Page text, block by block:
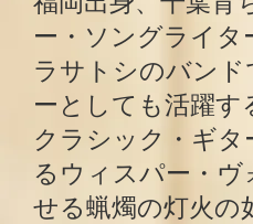
ー・ソングライタ
ラサトシのバン
ーとしても活躍す
クラシック・ギタ
るウィスパー・
せる蝋燭の灯火の